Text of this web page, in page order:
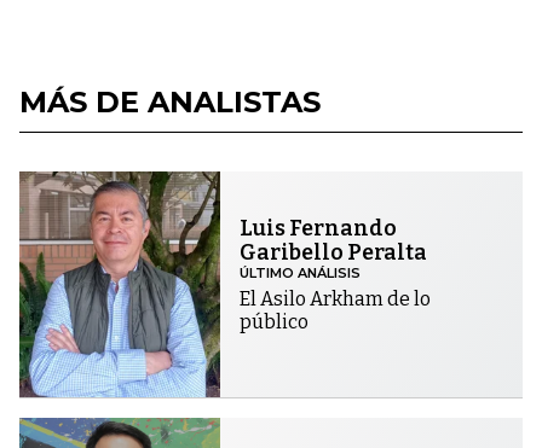
MÁS DE ANALISTAS
Luis Fernando
Garibello Peralta
ÚLTIMO ANÁLISIS
El Asilo Arkham de lo
público